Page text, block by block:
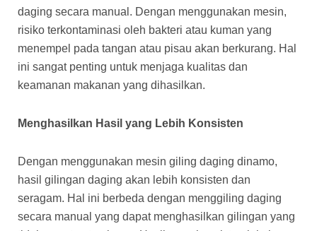
daging secara manual. Dengan menggunakan mesin,
risiko terkontaminasi oleh bakteri atau kuman yang
menempel pada tangan atau pisau akan berkurang. Hal
ini sangat penting untuk menjaga kualitas dan
keamanan makanan yang dihasilkan.
Menghasilkan Hasil yang Lebih Konsisten
Dengan menggunakan mesin giling daging dinamo,
hasil gilingan daging akan lebih konsisten dan
seragam. Hal ini berbeda dengan menggiling daging
secara manual yang dapat menghasilkan gilingan yang